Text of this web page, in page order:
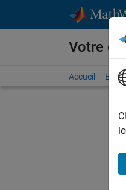
Votre
Accueil